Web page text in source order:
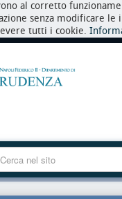
al corretto
senza modificare le
tutti i cookie.